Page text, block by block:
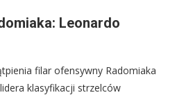
Leonardo
filar ofensywny Radomiaka
klasyfikacji strzelców